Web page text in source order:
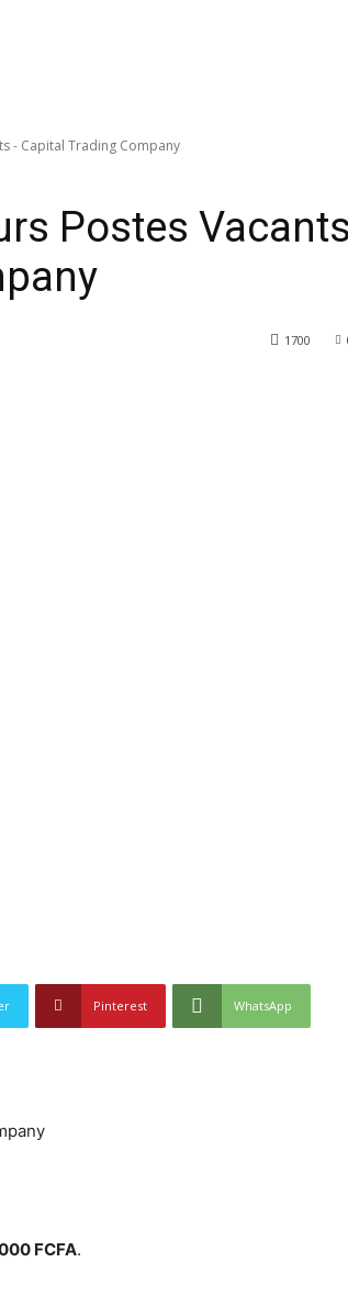
- Capital Trading Company
Postes Vacants
1700
Pinterest WhatsApp
FCFA.